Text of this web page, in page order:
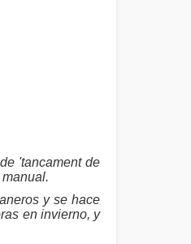
'tancament de
y se hace
en invierno, y